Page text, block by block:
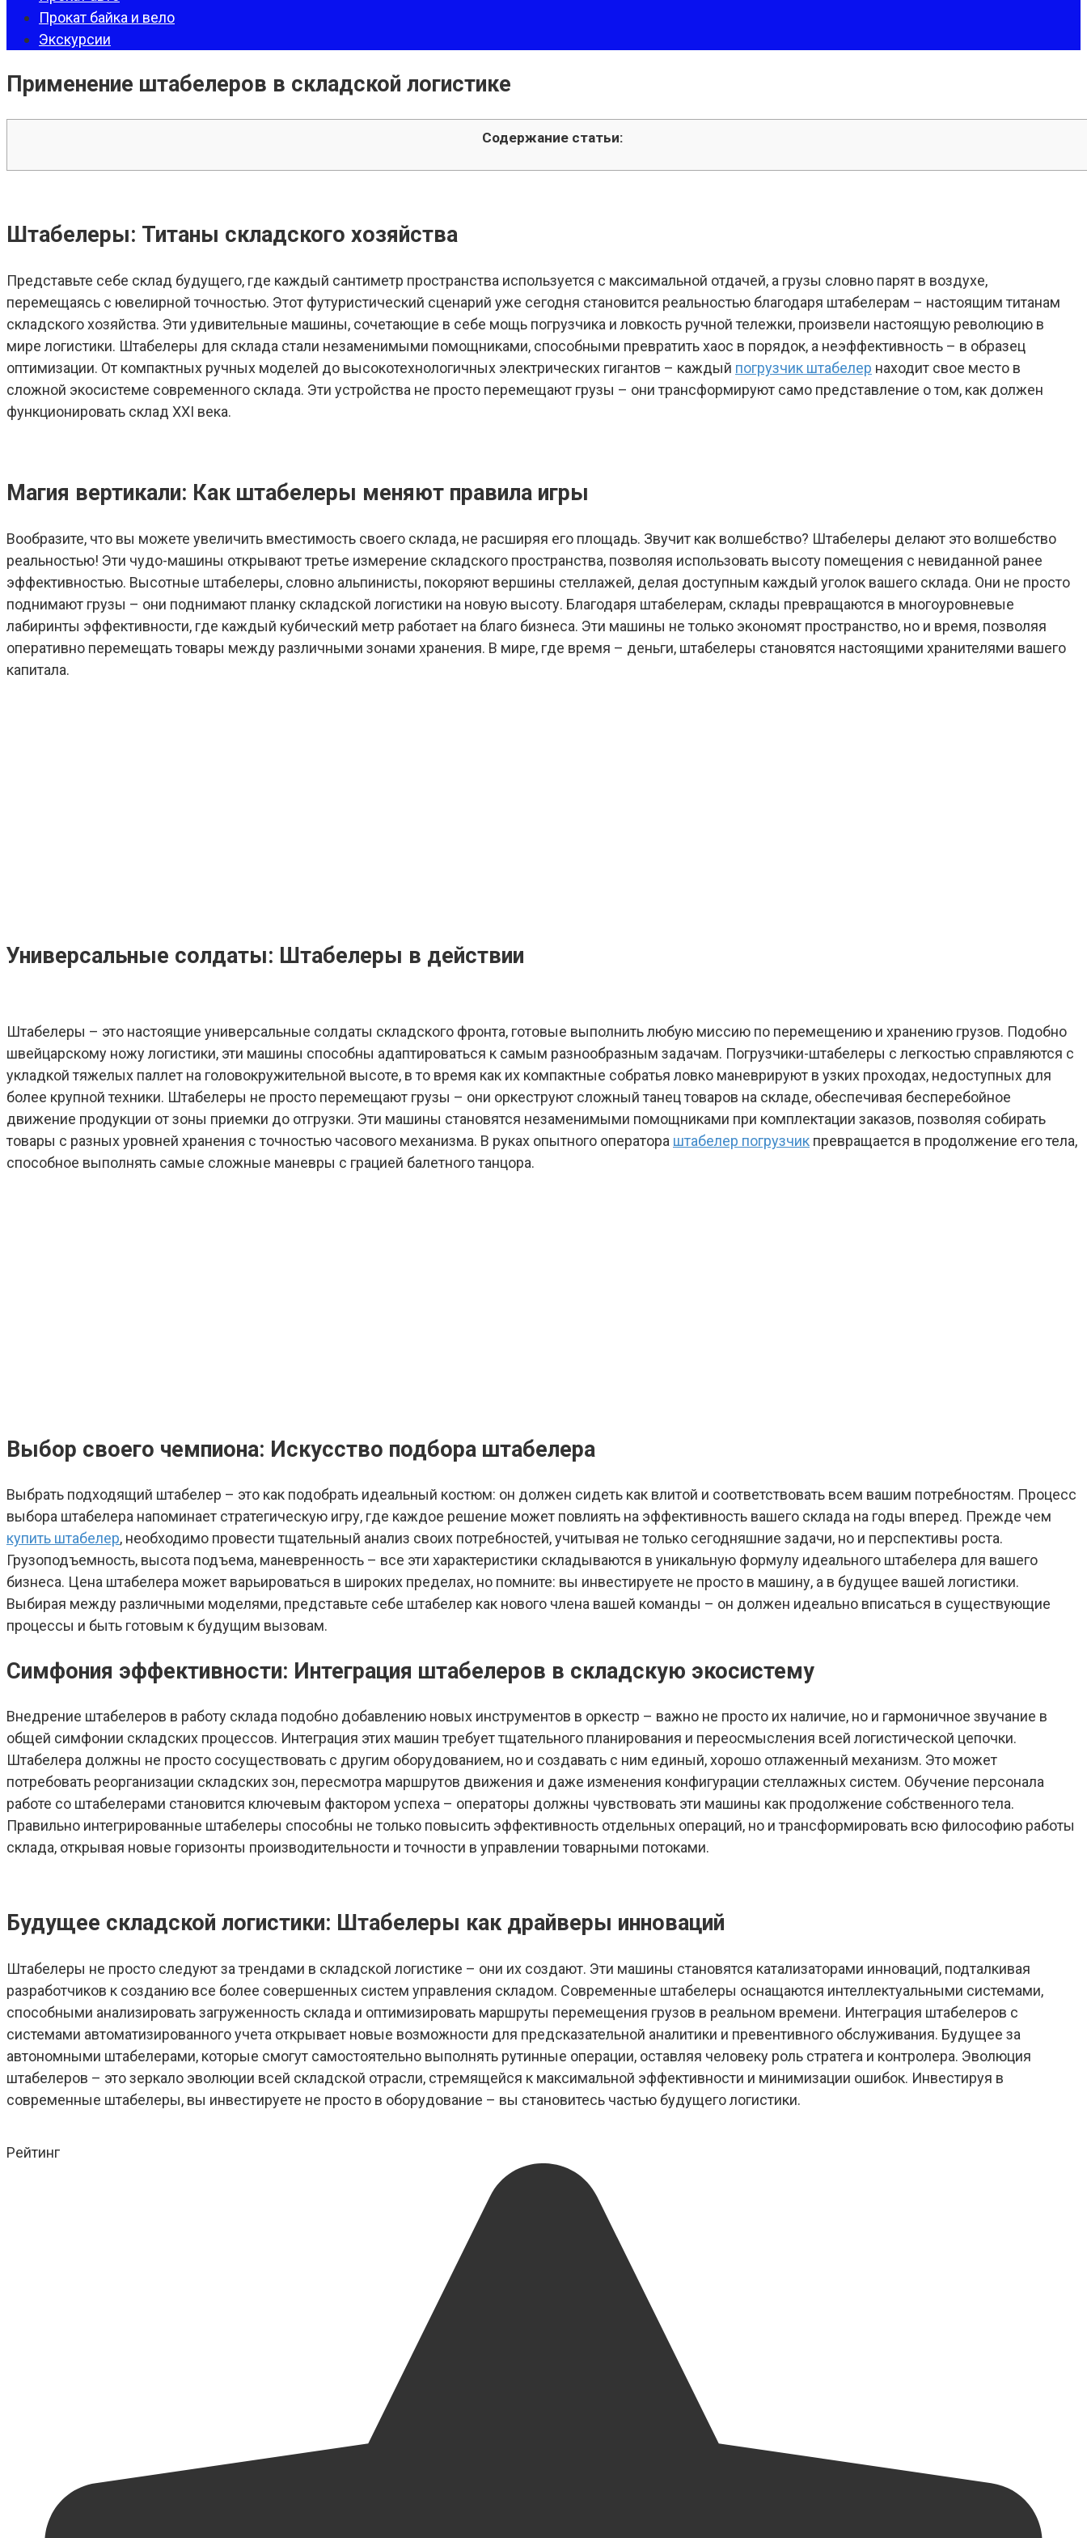
Прокат байка и вело
Экскурсии
Применение штабелеров в складской логистике
Содержание статьи:
Штабелеры: Титаны складского хозяйства
Представьте себе склад будущего, где каждый сантиметр пространства используется с максимальной отдачей, а грузы словно парят в воздухе,
перемещаясь с ювелирной точностью. Этот футуристический сценарий уже сегодня становится реальностью благодаря штабелерам – настоящим титанам
складского хозяйства. Эти удивительные машины, сочетающие в себе мощь погрузчика и ловкость ручной тележки, произвели настоящую революцию в
мире логистики. Штабелеры для склада стали незаменимыми помощниками, способными превратить хаос в порядок, а неэффективность – в образец
оптимизации. От компактных ручных моделей до высокотехнологичных электрических гигантов – каждый погрузчик штабелер находит свое место в
сложной экосистеме современного склада. Эти устройства не просто перемещают грузы – они трансформируют само представление о том, как должен
функционировать склад XXI века.
Магия вертикали: Как штабелеры меняют правила игры
Вообразите, что вы можете увеличить вместимость своего склада, не расширяя его площадь. Звучит как волшебство? Штабелеры делают это волшебство
реальностью! Эти чудо-машины открывают третье измерение складского пространства, позволяя использовать высоту помещения с невиданной ранее
эффективностью. Высотные штабелеры, словно альпинисты, покоряют вершины стеллажей, делая доступным каждый уголок вашего склада. Они не просто
поднимают грузы – они поднимают планку складской логистики на новую высоту. Благодаря штабелерам, склады превращаются в многоуровневые
лабиринты эффективности, где каждый кубический метр работает на благо бизнеса. Эти машины не только экономят пространство, но и время, позволяя
оперативно перемещать товары между различными зонами хранения. В мире, где время – деньги, штабелеры становятся настоящими хранителями вашего
капитала.
Универсальные солдаты: Штабелеры в действии
Штабелеры – это настоящие универсальные солдаты складского фронта, готовые выполнить любую миссию по перемещению и хранению грузов. Подобно
швейцарскому ножу логистики, эти машины способны адаптироваться к самым разнообразным задачам. Погрузчики-штабелеры с легкостью справляются с
укладкой тяжелых паллет на головокружительной высоте, в то время как их компактные собратья ловко маневрируют в узких проходах, недоступных для
более крупной техники. Штабелеры не просто перемещают грузы – они оркеструют сложный танец товаров на складе, обеспечивая бесперебойное
движение продукции от зоны приемки до отгрузки. Эти машины становятся незаменимыми помощниками при комплектации заказов, позволяя собирать
товары с разных уровней хранения с точностью часового механизма. В руках опытного оператора штабелер погрузчик превращается в продолжение его тела,
способное выполнять самые сложные маневры с грацией балетного танцора.
Выбор своего чемпиона: Искусство подбора штабелера
Выбрать подходящий штабелер – это как подобрать идеальный костюм: он должен сидеть как влитой и соответствовать всем вашим потребностям. Процесс
выбора штабелера напоминает стратегическую игру, где каждое решение может повлиять на эффективность вашего склада на годы вперед. Прежде чем
купить штабелер, необходимо провести тщательный анализ своих потребностей, учитывая не только сегодняшние задачи, но и перспективы роста.
Грузоподъемность, высота подъема, маневренность – все эти характеристики складываются в уникальную формулу идеального штабелера для вашего
бизнеса. Цена штабелера может варьироваться в широких пределах, но помните: вы инвестируете не просто в машину, а в будущее вашей логистики.
Выбирая между различными моделями, представьте себе штабелер как нового члена вашей команды – он должен идеально вписаться в существующие
процессы и быть готовым к будущим вызовам.
Симфония эффективности: Интеграция штабелеров в складскую экосистему
Внедрение штабелеров в работу склада подобно добавлению новых инструментов в оркестр – важно не просто их наличие, но и гармоничное звучание в
общей симфонии складских процессов. Интеграция этих машин требует тщательного планирования и переосмысления всей логистической цепочки.
Штабелера должны не просто сосуществовать с другим оборудованием, но и создавать с ним единый, хорошо отлаженный механизм. Это может
потребовать реорганизации складских зон, пересмотра маршрутов движения и даже изменения конфигурации стеллажных систем. Обучение персонала
работе со штабелерами становится ключевым фактором успеха – операторы должны чувствовать эти машины как продолжение собственного тела.
Правильно интегрированные штабелеры способны не только повысить эффективность отдельных операций, но и трансформировать всю философию работы
склада, открывая новые горизонты производительности и точности в управлении товарными потоками.
Будущее складской логистики: Штабелеры как драйверы инноваций
Штабелеры не просто следуют за трендами в складской логистике – они их создают. Эти машины становятся катализаторами инноваций, подталкивая
разработчиков к созданию все более совершенных систем управления складом. Современные штабелеры оснащаются интеллектуальными системами,
способными анализировать загруженность склада и оптимизировать маршруты перемещения грузов в реальном времени. Интеграция штабелеров с
системами автоматизированного учета открывает новые возможности для предсказательной аналитики и превентивного обслуживания. Будущее за
автономными штабелерами, которые смогут самостоятельно выполнять рутинные операции, оставляя человеку роль стратега и контролера. Эволюция
штабелеров – это зеркало эволюции всей складской отрасли, стремящейся к максимальной эффективности и минимизации ошибок. Инвестируя в
современные штабелеры, вы инвестируете не просто в оборудование – вы становитесь частью будущего логистики.
Рейтинг